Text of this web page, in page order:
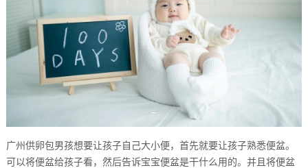
广州供卵包男孩想要让孩子自己大小便，首先就要让孩子熟悉便盆。
可以将便盆给孩子看，然后告诉宝宝便盆是干什么用的。并且将便盆